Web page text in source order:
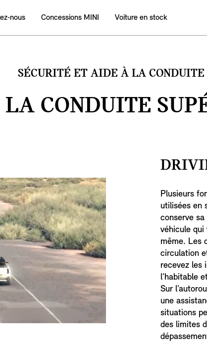
Concessions MINI Voiture en stock
SÉCURITÉ ET AIDE À LA CONDUITE
CONDUITE
Plusieurs
utilisées en
conserve
véhicule qui
même. Les
circulation
recevez les
l’habitable
Sur
une
situations
des limites